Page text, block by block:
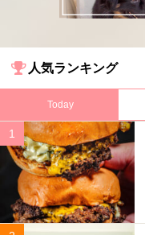
人気ランキング
Today